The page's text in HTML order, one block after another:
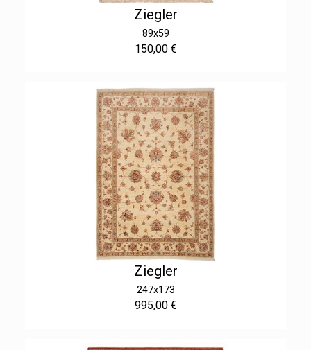
Ziegler
89x59
150,00 €
Ziegler
247x173
995,00 €